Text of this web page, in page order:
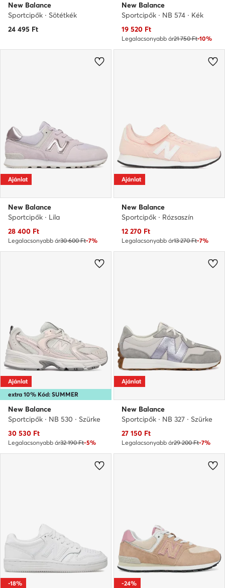
New Balance
Sportcipők · Sötétkék
24 495 Ft
New Balance
Sportcipők · NB 574 · Kék
Aktuális ár
19 520 Ft
Legalacsonyabb ár21 750 Ft-10%
Ajánlat
New Balance
Sportcipők · Lila
Aktuális ár
28 400 Ft
Legalacsonyabb ár30 600 Ft-7%
Ajánlat
New Balance
Sportcipők · Rózsaszín
Aktuális ár
12 270 Ft
Legalacsonyabb ár13 270 Ft-7%
extra 10% Kód: SUMMER
Ajánlat
New Balance
Sportcipők · NB 530 · Szürke
Aktuális ár
30 530 Ft
Legalacsonyabb ár32 190 Ft-5%
Ajánlat
New Balance
Sportcipők · NB 327 · Szürke
Aktuális ár
27 150 Ft
Legalacsonyabb ár29 200 Ft-7%
-18% -24%